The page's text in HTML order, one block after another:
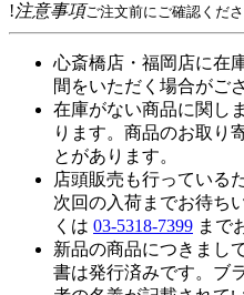
!注意事項ご注文前にご確認くだ
心斎橋店・福岡店に在
間をいただく場合がご
在庫がない商品に関し
ります。商品のお取り
とがあります。
店頭販売も行っている
次回の入荷までお待ち
くは 03-5318-7399 まで
新品の商品につきまし
書は発行済みです。ブ